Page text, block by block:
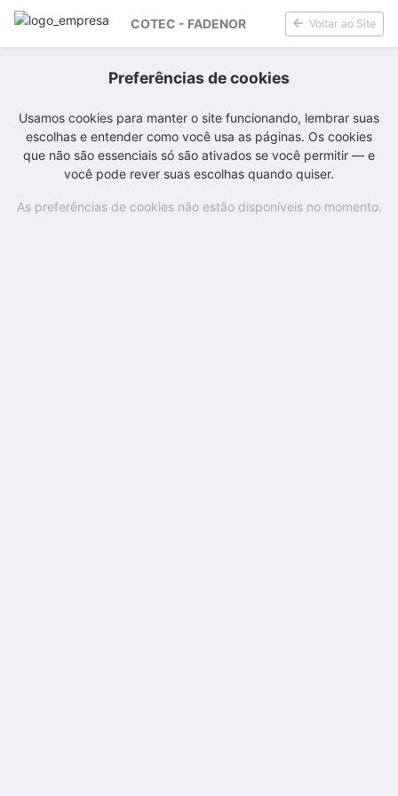
COTEC - FADENOR Voltar ao Site
Preferências de cookies
Usamos cookies para manter o site funcionando, lembrar suas
escolhas e entender como você usa as páginas. Os cookies
que não são essenciais só são ativados se você permitir — e
você pode rever suas escolhas quando quiser.
As preferências de cookies não estão disponíveis no momento.